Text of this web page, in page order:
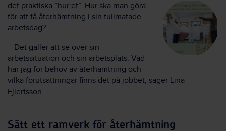
det praktiska ”hur:et”. Hur ska man göra
för att få återhämtning i sin fullmatade
arbetsdag?
– Det gäller att se över sin
arbetssituation och sin arbetsplats. Vad
har jag för behov av återhämtning och
vilka förutsättningar finns det på jobbet, säger Lina
Ejlertsson.
Sätt ett ramverk för återhämtning